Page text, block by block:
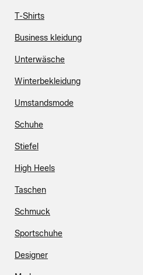
T-Shirts
Business kleidung
Unterwäsche
Winterbekleidung
Umstandsmode
Schuhe
Stiefel
High Heels
Taschen
Schmuck
Sportschuhe
Designer